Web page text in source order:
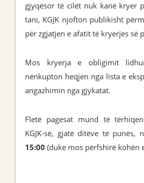
gjyqësor të cilët nuk kanë kryer
tani, KGJK njofton publikisht
për zgjatjen e afatit të kryerjes së
Mos kryerja e obligimit
nënkupton heqjen nga lista e
angazhimin nga gjykatat.
Fletë pagesat mund të
KGJK-së, gjatë ditëve të punës,
15:00 (duke mos përfshirë kohën